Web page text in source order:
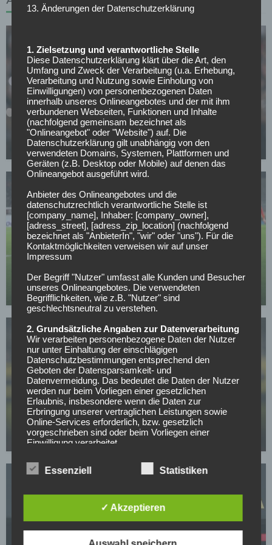
WETTBEWERBE
Besiktas legt in der Europa-League-Qualifikation
vor – Nübel feiert gelungenes Debüt
24.07.2026
BORUSSIA DORTMUND
Verkündung noch heute: BVB-Transfer kurz vor
Abschluss
12.05.2026
BUNDESLIGA
Mit nur 30 Jahren: BVB-Abwehrspieler Niklas Süle
beendet im Sommer seine Laufbahn
07.05.2026
13. Änderungen der Datenschutzerklärung
1. Zielsetzung und verantwortliche Stelle
Diese Datenschutzerklärung klärt über die Art, den
Umfang und Zweck der Verarbeitung (u.a. Erhebung,
Verarbeitung und Nutzung sowie Einholung von
Einwilligungen) von personenbezogenen Daten
innerhalb unseres Onlineangebotes und der mit ihm
verbundenen Webseiten, Funktionen und Inhalte
(nachfolgend gemeinsam bezeichnet als
"Onlineangebot" oder "Website") auf. Die
Datenschutzerklärung gilt unabhängig von den
verwendeten Domains, Systemen, Plattformen und
Geräten (z.B. Desktop oder Mobile) auf denen das
Onlineangebot ausgeführt wird.
Anbieter des Onlineangebotes und die
datenschutzrechtlich verantwortliche Stelle ist
[company_name], Inhaber: [company_owner],
[adress_street], [adress_zip_location] (nachfolgend
bezeichnet als "AnbieterIn", "wir" oder "uns"). Für die
Kontaktmöglichkeiten verweisen wir auf unser
Impressum
Der Begriff "Nutzer" umfasst alle Kunden und Besucher
unseres Onlineangebotes. Die verwendeten
Begrifflichkeiten, wie z.B. "Nutzer" sind
geschlechtsneutral zu verstehen.
2. Grundsätzliche Angaben zur Datenverarbeitung
Wir verarbeiten personenbezogene Daten der Nutzer
nur unter Einhaltung der einschlägigen
Datenschutzbestimmungen entsprechend den
Geboten der Datensparsamkeit- und
Datenvermeidung. Das bedeutet die Daten der Nutzer
werden nur beim Vorliegen einer gesetzlichen
Erlaubnis, insbesondere wenn die Daten zur
Erbringung unserer vertraglichen Leistungen sowie
Online-Services erforderlich, bzw. gesetzlich
vorgeschrieben sind oder beim Vorliegen einer
Einwilligung verarbeitet.
Wir treffen organisatorische, vertragliche und
technische Sicherheitsmaßnahmen entsprechend dem
Vorschriften der Datenschutzgesetze eingehalten
werden und um damit die durch uns verarbeiteten
Daten gegen zufällige oder vorsätzliche
Essenziell Statistiken
✓ Akzeptieren